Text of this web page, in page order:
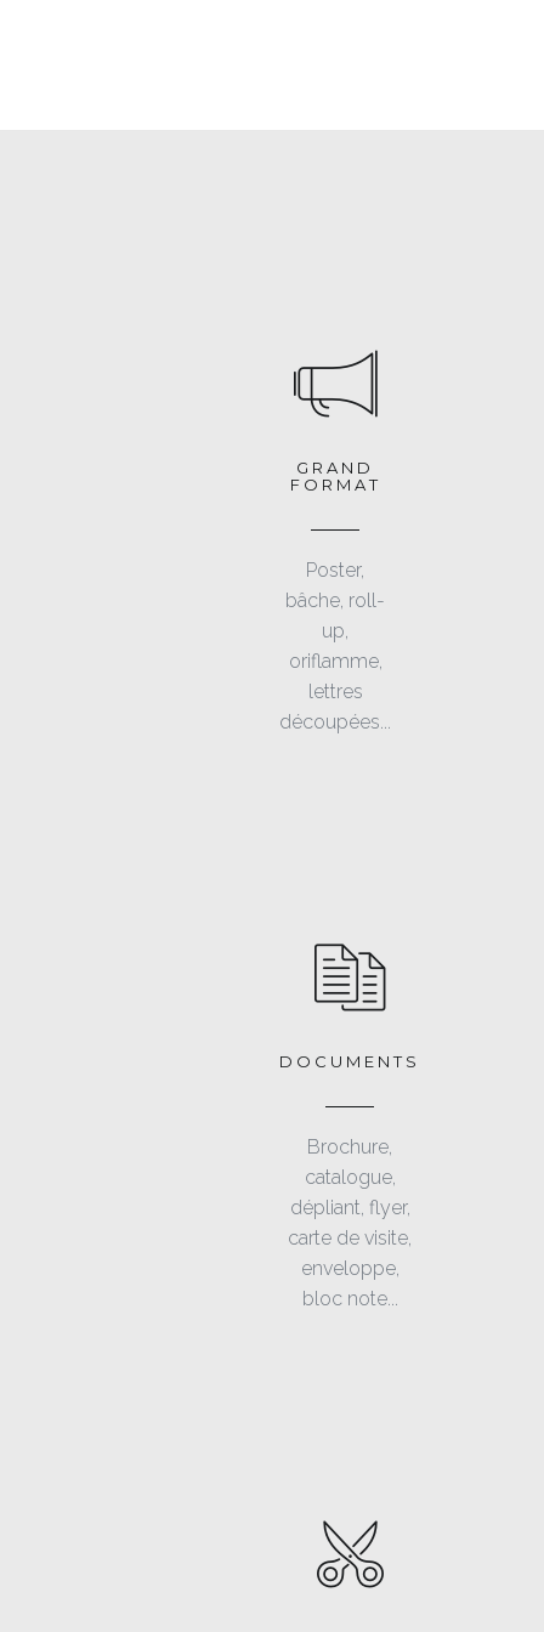
GRAND
FORMAT
Poster,
bâche, roll-
up,
oriflamme,
lettres
découpées...
DOCUMENTS
Brochure,
catalogue,
dépliant, flyer,
carte de visite,
enveloppe,
bloc note...